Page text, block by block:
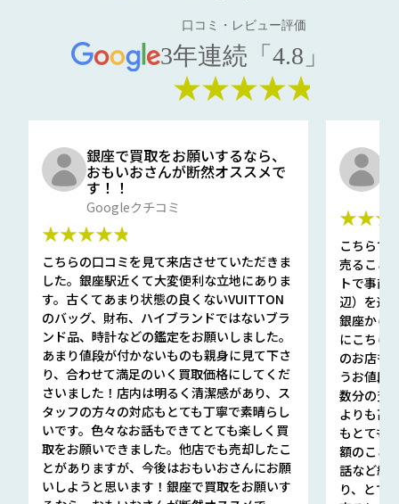
口コミ・レビュー評価
3年連続「4.8」
★★★★★
銀座で買取をお願いするなら、
おもいおさんが断然オススメで
す！！
Googleクチコミ
★★★★★
こちらの口コミを見て来店させていただきま
した。銀座駅近くて大変便利な立地にありま
す。古くてあまり状態の良くないVUITTON
のバッグ、財布、ハイブランドではないブラ
ンド品、時計などの鑑定をお願いしました。
あまり値段が付かないものも親身に見て下さ
り、合わせて満足のいく買取価格にしてくだ
さいました！店内は明るく清潔感があり、ス
タッフの方々の対応もとても丁寧で素晴らし
いです。色々なお話もできてとても楽しく買
取をお願いできました。他店でも売却したこ
とがありますが、今後はおもいおさんにお願
いしようと思います！銀座で買取をお願いす
こちらで
売ること
トで事前
辺）を選
銀座から
にこちら
のお店も
うお値段
数分の査
よりも高
もとても
額のこと
話など細
り、とて